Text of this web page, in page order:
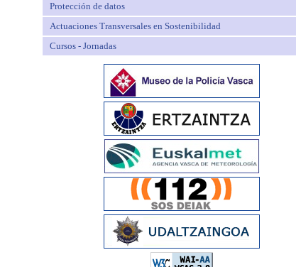
Protección de datos
Actuaciones Transversales en Sostenibilidad
Cursos - Jornadas